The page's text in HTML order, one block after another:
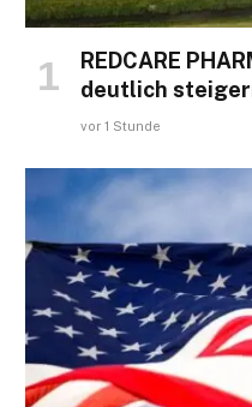
REDCARE
deutlich
vor 1 Stunde